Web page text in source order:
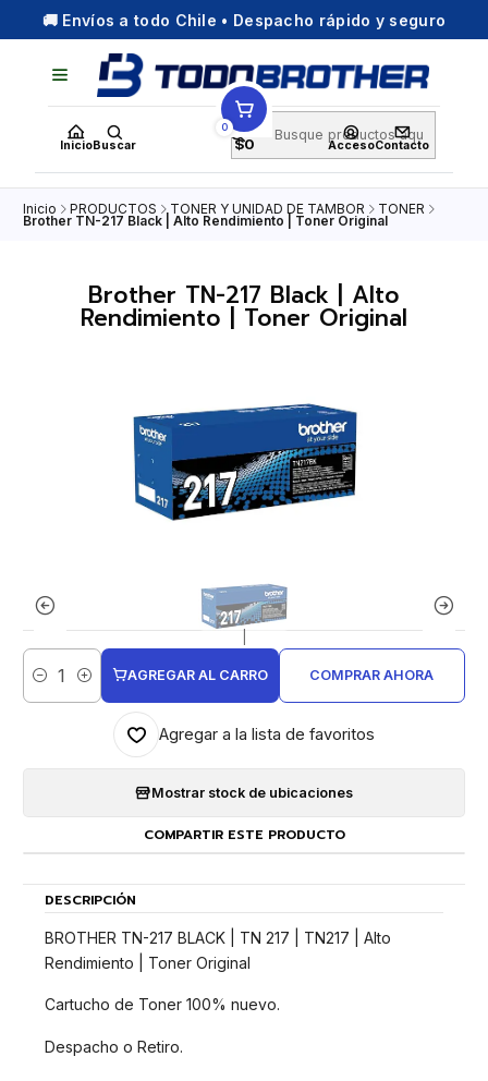
🚚 Envíos a todo Chile • Despacho rápido y seguro
InicioBuscar
0
$0 AccesoContacto
Inicio PRODUCTOS TONER Y UNIDAD DE TAMBOR TONER
Brother TN-217 Black | Alto Rendimiento | Toner Original
Brother TN-217 Black | Alto
Rendimiento | Toner Original
Cantidad
AGREGAR AL CARRO COMPRAR AHORA
Agregar a la lista de favoritos
Mostrar stock de ubicaciones
COMPARTIR ESTE PRODUCTO
DESCRIPCIÓN
BROTHER TN-217 BLACK | TN 217 | TN217 | Alto
Rendimiento | Toner Original
Cartucho de Toner 100% nuevo.
Despacho o Retiro.